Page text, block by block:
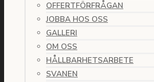
OFFERTFÖRFRÅGAN
JOBBA HOS OSS
GALLERI
OM OSS
HÅLLBARHETSARBETE
SVANEN